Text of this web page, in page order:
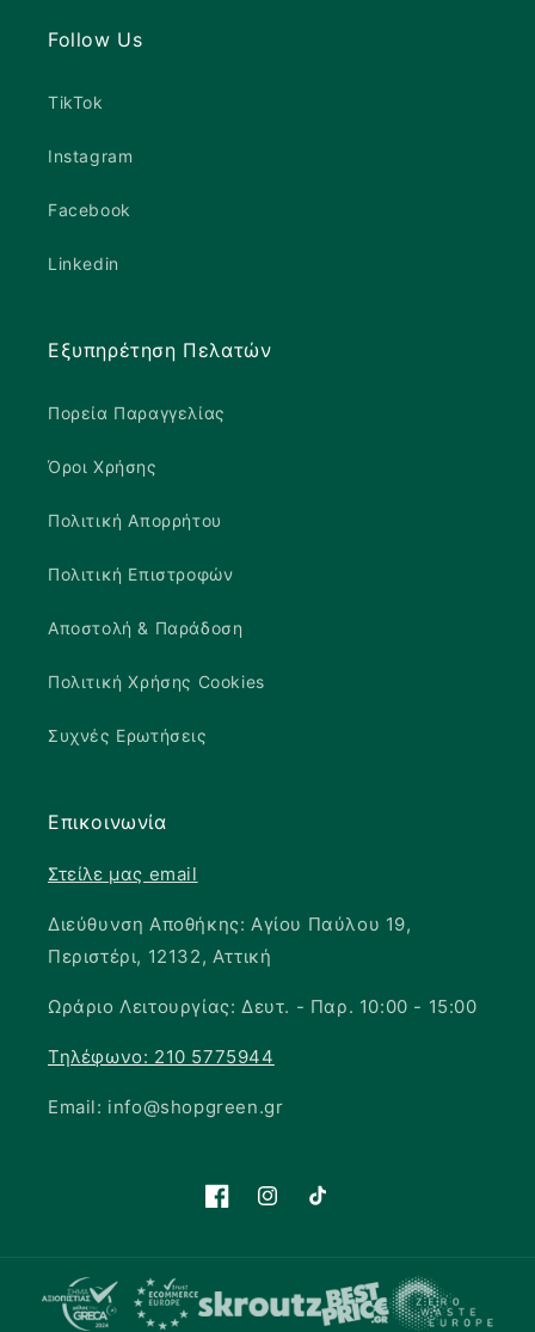
Follow Us
TikTok
Instagram
Facebook
Linkedin
Εξυπηρέτηση Πελατών
Πορεία Παραγγελίας
Όροι Χρήσης
Πολιτική Απορρήτου
Πολιτική Επιστροφών
Αποστολή & Παράδοση
Πολιτική Χρήσης Cookies
Συχνές Ερωτήσεις
Επικοινωνία
Στείλε μας email
Διεύθυνση Αποθήκης: Αγίου Παύλου 19,
Περιστέρι, 12132, Αττική
Ωράριο Λειτουργίας: Δευτ. - Παρ. 10:00 - 15:00
Τηλέφωνο: 210 5775944
Email: info@shopgreen.gr
FacebookInstagramTikTok